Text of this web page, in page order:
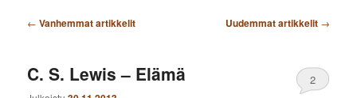
Artikkelien
← Vanhemmat artikkelit Uudemmat artikkelit →
C. S. Lewis – Elämä 2